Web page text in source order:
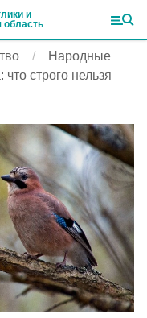
и
область
Народные
строго нельзя